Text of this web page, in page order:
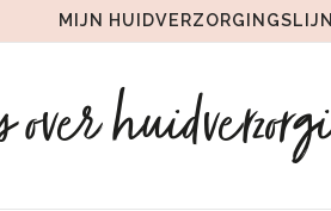
MIJN HUIDVERZORGINGSLIJN